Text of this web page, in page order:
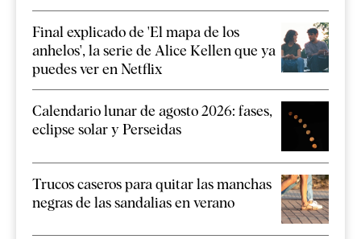
Final explicado de 'El mapa de los
anhelos', la serie de Alice Kellen que ya
puedes ver en Netflix
Calendario lunar de agosto 2026: fases,
eclipse solar y Perseidas
Trucos caseros para quitar las manchas
negras de las sandalias en verano